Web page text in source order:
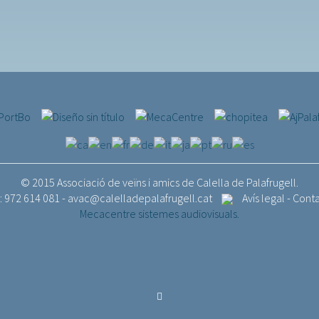
© 2015 Associació de veïns i amics de Calella de Palafrugell.
972 614 081 - avac@calelladepalafrugell.cat Avís legal -
Mecacentre sistemes audiovisuals.